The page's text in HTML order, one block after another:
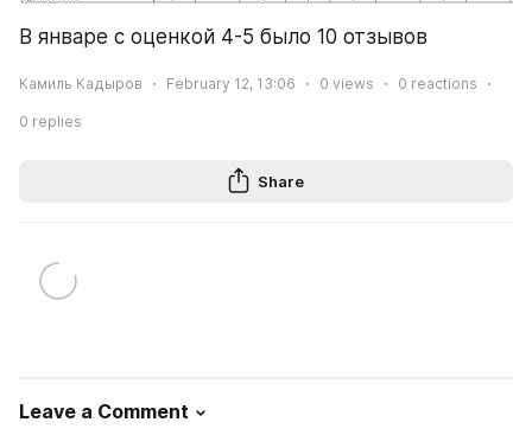
В январе с оценкой 4-5 было 10 отзывов
Камиль Кадыров February 12, 13:06 0 views 0 reactions
0 replies
Share
Leave a Comment